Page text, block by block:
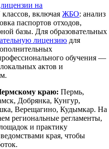
лицензии на
включаяЖБО: анализ
паспортов отходов,
базы. Для образовательных
лицензию для
обучения —
актов и
краю: Пермь,
Добрянка, Кунгур,
Верещагино, Кудымкар. На
региональные регламенты,
и практику
края, чтобы